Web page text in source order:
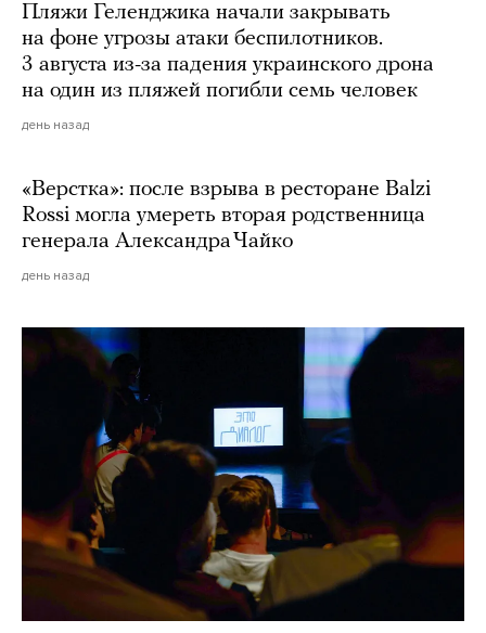
Пляжи Геленджика начали закрывать
на фоне угрозы атаки беспилотников.
3 августа из-за падения украинского дрона
на один из пляжей погибли семь человек
день назад
«Верстка»: после взрыва в ресторане Balzi
Rossi могла умереть вторая родственница
генерала Александра Чайко
день назад